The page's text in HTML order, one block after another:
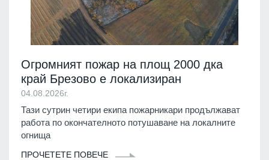
Огромният пожар на площ 2000 дка
край Брезово е локализиран
04.08.2026г.
Тази сутрин четири екипа пожарникари продължават
работа по окончателното потушаване на локалните
огнища
ПРОЧЕТЕТЕ ПОВЕЧЕ